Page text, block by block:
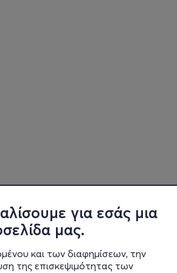
για εσάς μια
μας.
και των διαφημίσεων, την
της επισκεψιμότητας των